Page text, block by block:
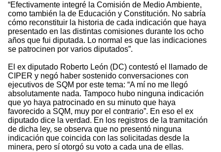
“Efectivamente integré la Comisión de Medio Ambiente,
como también la de Educación y Constitución. No sabría
cómo reconstituir la historia de cada indicación que haya
presentado en las distintas comisiones durante los ocho
años que fui diputada. Lo normal es que las indicaciones
se patrocinen por varios diputados”.
El ex diputado Roberto León (DC) contestó el llamado de
CIPER y negó haber sostenido conversaciones con
ejecutivos de SQM por este tema: “A mí no me llegó
absolutamente nada. Tampoco hubo ninguna indicación
que yo haya patrocinado en su minuto que haya
favorecido a SQM, muy por el contrario”. En eso el ex
diputado dice la verdad. En los registros de la tramitación
de dicha ley, se observa que no presentó ninguna
indicación que coincida con las solicitadas desde la
minera, pero sí otorgó su voto a cada una de ellas.